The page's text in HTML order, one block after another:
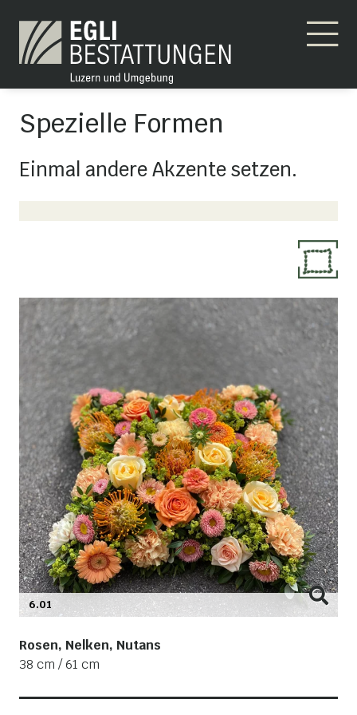
Spezielle Formen
Einmal andere Akzente setzen.
6.01
Rosen, Nelken, Nutans
38 cm / 61 cm